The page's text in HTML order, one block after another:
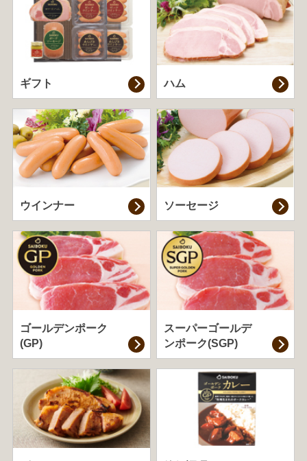
ギフト ハム
ウインナー ソーセージ
ゴールデンポーク
(GP)
スーパーゴールデ
ンポーク(SGP)